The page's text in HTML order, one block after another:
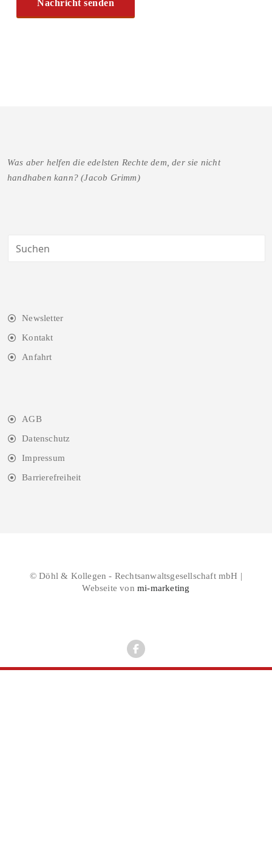
Was aber helfen die edelsten Rechte dem, der sie nicht
handhaben kann? (Jacob Grimm)
Newsletter
Kontakt
Anfahrt
AGB
Datenschutz
Impressum
Barrierefreiheit
© Döhl & Kollegen - Rechtsanwaltsgesellschaft mbH |
Webseite vonmi-marketing